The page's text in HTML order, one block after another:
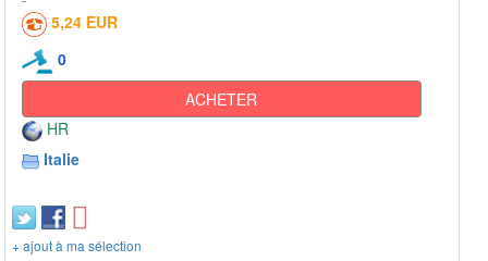
5,24 EUR
0
ACHETER
HR
Italie
+ ajout à ma sélection